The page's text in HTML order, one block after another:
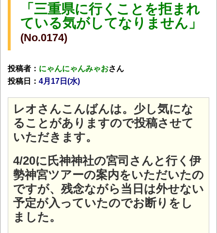
「三重県に行くことを拒まれ
ている気がしてなりません」
(No.0174)
投稿者： にゃんにゃんみゃおさん
投稿日： 4月17日(水)
レオさんこんばんは。少し気にな
ることがありますので投稿させて
いただきます。
4/20に氏神神社の宮司さんと行く伊
勢神宮ツアーの案内をいただいたの
ですが、残念ながら当日は外せない
予定が入っていたのでお断りをし
ました。